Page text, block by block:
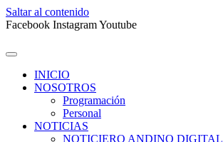
Saltar al contenido
Facebook InstagramYoutube
INICIO
NOSOTROS
Programación
Personal
NOTICIAS
NOTICIERO ANDINO DIGITAL